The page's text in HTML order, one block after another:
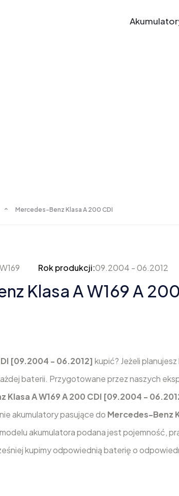
Mercedes-Benz Klasa A 200 CDI
W169 Rok produkcji:09.2004 - 06.2012
Klasa A W169 A
[09.2004 - 06.2012] kupić? Jeżeli
baterii. Przygotowane przez naszych
Klasa A W169 A 200 CDI [09.2004 -
akumulatory pasujące do Mercedes-Benz
akumulatora podana jest pojemność,
kupimy odpowiednią baterię o